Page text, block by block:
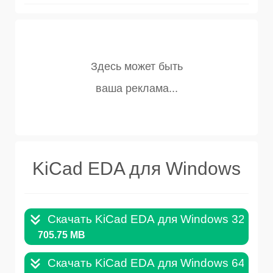
KiCad EDA для Windows
Скачать KiCad EDA для Windows 32Bit
705.75 MB
Скачать KiCad EDA для Windows 64Bit